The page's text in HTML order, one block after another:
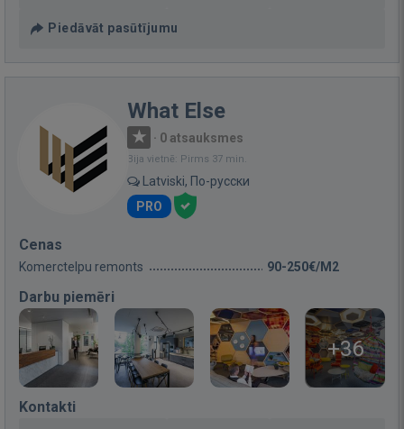
Piedāvāt pasūtījumu
What Else
· 0 atsauksmes
Bija vietnē: Pirms 37 min.
Latviski, По-русски
PRO
Cenas
Komerctelpu remonts 90-250€/M2
Darbu piemēri
+36
Kontakti